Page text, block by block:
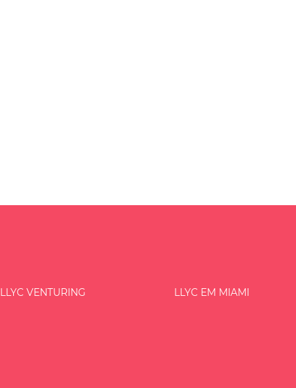
LLYC VENTURING LLYC EM MIAMI